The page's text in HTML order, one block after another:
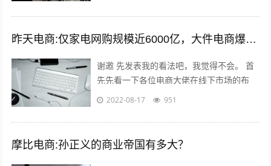
昨天电商:仅家电网购规模近6000亿，大件电商爆发能催生出一批快运巨头吗？
谢邀 先发表我的看法吧，我觉得不会。 首
先先看一下各位电商大佬在线下市场的布
局，比如，淘宝进入农村市场覆盖3万个网
2022-08-17 951
摩比电商:孙正义的商业帝国有多大？